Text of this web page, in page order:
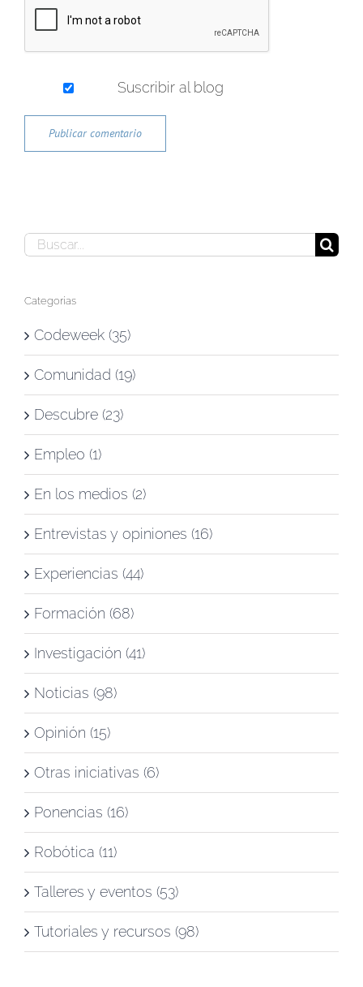
Suscribir al blog
Buscar:
Categorías
Codeweek (35)
Comunidad (19)
Descubre (23)
Empleo (1)
En los medios (2)
Entrevistas y opiniones (16)
Experiencias (44)
Formación (68)
Investigación (41)
Noticias (98)
Opinión (15)
Otras iniciativas (6)
Ponencias (16)
Robótica (11)
Talleres y eventos (53)
Tutoriales y recursos (98)